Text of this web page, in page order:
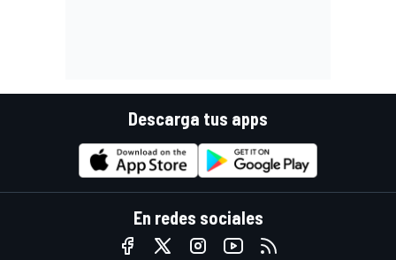
Descarga tus apps
En redes sociales